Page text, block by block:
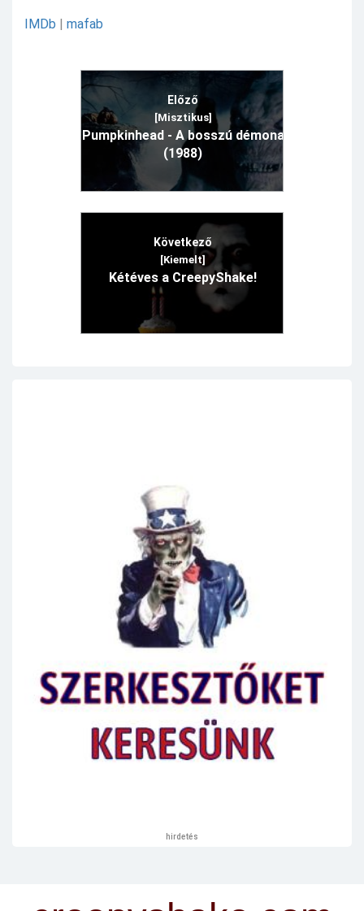
IMDb mafab
Előző
[Misztikus]
Pumpkinhead - A bosszú démona
(1988)
Következő
[Kiemelt]
Kétéves a CreepyShake!
hirdetés